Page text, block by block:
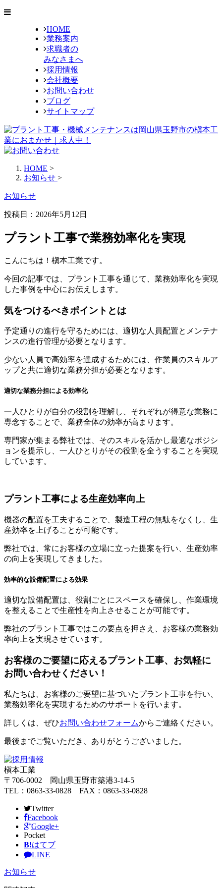
HOME
業務案内
求職者の
みなさまへ
採用情報
会社概要
お問い合わせ
ブログ
サイトマップ
HOME >
お知らせ >
お知らせ
投稿日：2026年5月12日
プラント工事で業務効率化を実現
こんにちは！槇本工業です。
今回の記事では、プラント工事を通じて、業務効率化を実現
した事例を中心にお伝えします。
気をつけるべきポイントとは
予定通りの進行を守るためには、適切な人員配置とメンテナ
ンスの進行管理が必要となります。
少ない人員で高効率を達成するためには、作業員のスキルア
ップと共に適切な業務分担が必要となります。
適切な業務分担による効率化
一人ひとりが自分の役割を理解し、それぞれが得意な業務に
専念することで、業務全体の効率が高まります。
専門家が集まる弊社では、そのスキルを活かし最適なポジシ
ョンを提示し、一人ひとりがその役割を全うすることを実現
しています。
プラント工事による生産効率向上
機器の配置を工夫することで、製造工程の無駄をなくし、生
産効率を上げることが可能です。
弊社では、常にお客様の立場に立った提案を行い、生産効率
の向上を実現してきました。
効率的な設備配置による効果
適切な設備配置は、役割ごとにスペースを確保し、作業環境
を整えることで生産性を向上させることが可能です。
弊社のプラント工事ではこの要点を押さえ、お客様の業務効
率向上を実現させています。
お客様のご要望に応えるプラント工事、お気軽に
お問い合わせください！
私たちは、お客様のご要望に基づいたプラント工事を行い、
業務効率化を実現するためのサポートを行います。
詳しくは、ぜひお問い合わせフォームからご連絡ください。
最後までご覧いただき、ありがとうございました。
槇本工業
〒706-0002 岡山県玉野市築港3-14-5
TEL：0863-33-0828 FAX：0863-33-0828
Twitter
Facebook
Google+
Pocket
B!はてブ
LINE
お知らせ